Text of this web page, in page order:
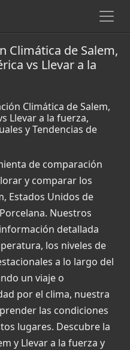
Climática de Salem,
vs Llevar a la
Climática de Salem,
Llevar a la fuerza,
y Tendencias de
de comparación
y comparar los
Estados Unidos de
Nuestros
detallada
los niveles de
a lo largo del
un viaje o
por el clima, nuestra
las condiciones
lugares. Descubre la
y Llevar a la fuerza y